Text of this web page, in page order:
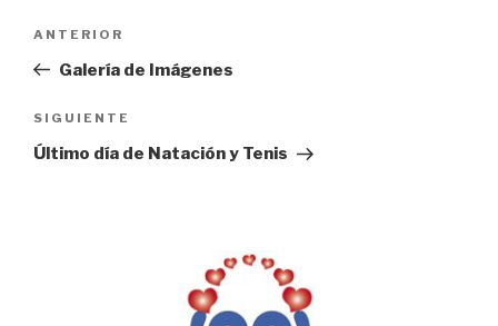
entradas
Entrada
anterior:
ANTERIOR
Galería de Imágenes
Siguiente
entrada
SIGUIENTE
Último día de Natación y Tenis